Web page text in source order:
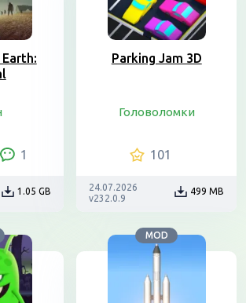
1
1.05 GB
Parking Jam 3D
Головоломки
101
24.07.2026
v232.0.9
499 MB
MOD